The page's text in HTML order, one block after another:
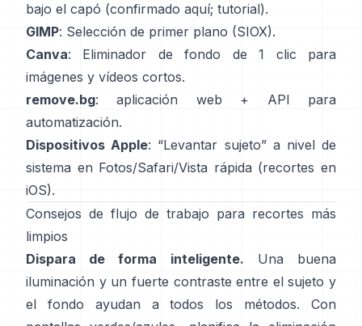
bajo el capó (confirmado aquí; tutorial).
GIMP: Selección de primer plano (SIOX).
Canva: Eliminador de fondo de 1 clic para
imágenes y vídeos cortos.
remove.bg: aplicación web + API para
automatización.
Dispositivos Apple: “Levantar sujeto” a nivel de
sistema en Fotos/Safari/Vista rápida (recortes en
iOS).
Consejos de flujo de trabajo para recortes más
limpios
Dispara de forma inteligente. Una buena
iluminación y un fuerte contraste entre el sujeto y
el fondo ayudan a todos los métodos. Con